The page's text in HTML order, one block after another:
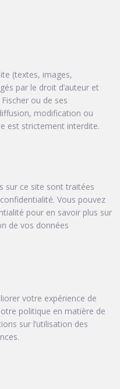
(textes, images,
par le droit d’auteur et
ou de ses
modification ou
est strictement interdite.
sur ce site sont traitées
Vous pouvez
pour en savoir plus sur
de vos données
votre expérience de
politique en matière de
sur l’utilisation des